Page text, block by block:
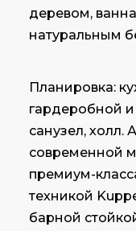
деревом,
натуральным
Планировка:
гардеробной и
санузел, холл.
современной
премиум-
техникой
барной